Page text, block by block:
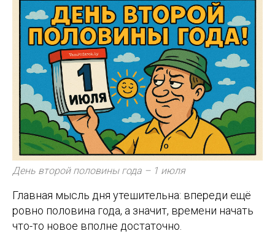
День второй половины года – 1 июля
Главная мысль дня утешительна: впереди ещё
ровно половина года, а значит, времени начать
что-то новое вполне достаточно.